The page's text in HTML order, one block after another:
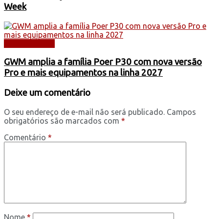
Week
GWM amplia a família Poer P30 com nova versão
Pro e mais equipamentos na linha 2027
Deixe um comentário
O seu endereço de e-mail não será publicado. Campos
obrigatórios são marcados com *
Comentário *
Nome *